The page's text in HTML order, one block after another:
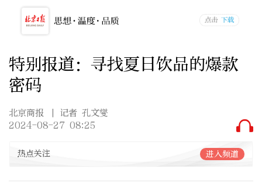
特别报道：寻找夏日饮品的爆款
密码
北京商报
| 记者 孔文燮
2024-08-27 08:25
热点关注 进入频道